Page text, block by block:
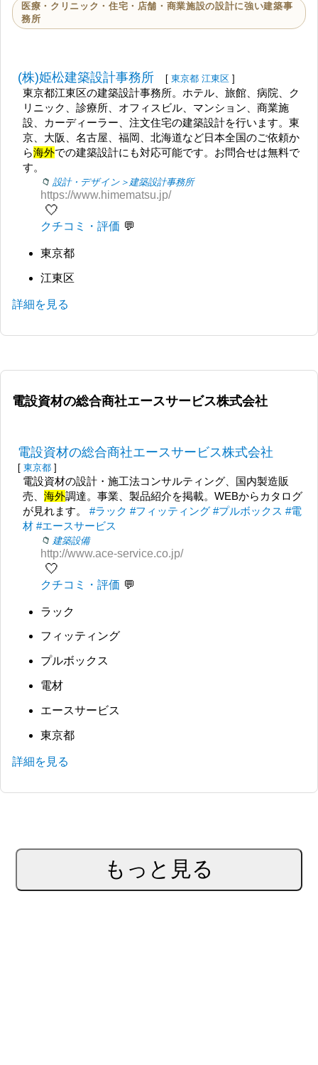
医療・クリニック・住宅・店舗・商業施設の設計に強い建築事
務所
(株)姫松建築設計事務所 [ 東京都 江東区 ]
東京都江東区の建築設計事務所。ホテル、旅館、病院、ク
リニック、診療所、オフィスビル、マンション、商業施
設、カーディーラー、注文住宅の建築設計を行います。東
京、大阪、名古屋、福岡、北海道など日本全国のご依頼か
ら海外での建築設計にも対応可能です。お問合せは無料で
す。
設計・デザイン＞建築設計事務所
https://www.himematsu.jp/
🤍
クチコミ・評価
東京都
江東区
詳細を見る
電設資材の総合商社エースサービス株式会社
電設資材の総合商社エースサービス株式会社
[ 東京都 ]
電設資材の設計・施工法コンサルティング、国内製造販
売、海外調達。事業、製品紹介を掲載。WEBからカタログ
が見れます。#ラック #フィッティング #プルボックス #電
材 #エースサービス
建築設備
http://www.ace-service.co.jp/
🤍
クチコミ・評価
ラック
フィッティング
プルボックス
電材
エースサービス
東京都
詳細を見る
もっと見る